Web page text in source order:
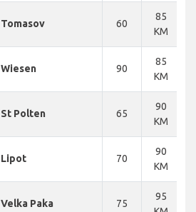
Tomasov 60
85
KM
Wiesen 90
85
KM
St Polten 65
90
KM
Lipot 70
90
KM
Velka Paka 75
95